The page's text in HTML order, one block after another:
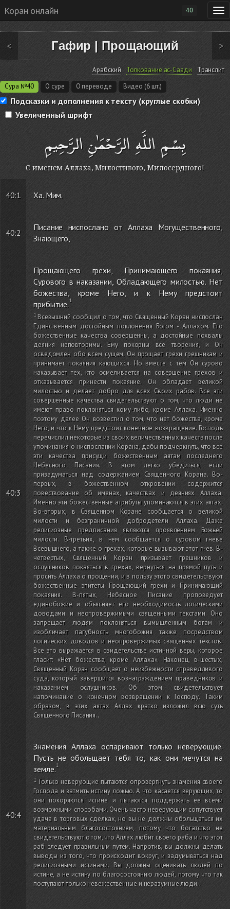
Коран онлайн 40
< Гафир | Прощающий >
Сура №40 О суре О переводе Видео (6 шт.)
Арабский Толкование ас-Саади Транслит
Подсказки и дополнения к тексту (круглые скобки)
Увеличенный шрифт
بِسْمِ اللَّهِ الرَّحْمَٰنِ الرَّحِيمِ
С именем Аллаха, Милостивого, Милосердного!
40:1 Ха. Мим.
40:2
Писание ниспослано от Аллаха Могущественного,
Знающего,
40:3
Прощающего грехи, Принимающего покаяния,
Сурового в наказании, Обладающего милостью. Нет
божества, кроме Него, и к Нему предстоит
прибытие.
Всевышний сообщил о том, что Священный Коран ниспослан
Единственным достойным поклонения Богом - Аллахом. Его
божественные качества совершенны, а достойные похвалы
деяния неповторимы. Ему покорны все творения, и Он
осведомлен обо всем сущем. Он прощает грехи грешникам и
принимает покаяния кающихся. Но вместе с тем Он сурово
наказывает тех, кто осмеливается на совершение грехов и
отказывается принести покаяние. Он обладает великой
милостью и делает добро для всех Своих рабов. Все эти
совершенные качества свидетельствуют о том, что люди не
имеют право поклоняться кому-либо, кроме Аллаха. Именно
поэтому далее Он возвестил о том, что нет божества, кроме
Него, и что к Нему предстоит конечное возвращение. Господь
перечислил некоторые из своих величественных качеств после
упоминания о ниспослании Корана, дабы подчеркнуть, что все
эти качества присущи божественным аятам последнего
Небесного Писания. В этом легко убедиться, если
призадуматься над содержанием Священного Корана. Во-
первых, в божественном откровении содержится
повествование об именах, качествах и деяниях Аллаха.
Именно эти божественные атрибуты упоминаются в этих аятах.
Во-вторых, в Священном Коране сообщается о великой
милости и безграничной добродетели Аллаха. Даже
религиозные предписания являются проявлением Божьей
милости. В-третьих, в нем сообщается о суровом гневе
Всевышнего, а также о грехах, которые вызывают этот гнев. В-
четвертых, Священный Коран призывает грешников и
ослушников покаяться в грехах, вернуться на прямой путь и
просить Аллаха о прощении, и в пользу этого свидетельствуют
божественные эпитеты Прощающий грехи и Принимающий
покаяния. В-пятых, Небесное Писание проповедует
единобожие и объясняет его необходимость логическими
доводами и неопровержимыми священными текстами. Оно
запрещает людям поклоняться вымышленным богам и
изобличает пагубность многобожия также посредством
логических доводов и неопровержимых священных текстов.
Все это выражается в свидетельстве истинной веры, которое
гласит: «Нет божества, кроме Аллаха». Наконец, в-шестых,
Священный Коран сообщает о неизбежности справедливого
суда, который завершится вознаграждением праведников и
наказанием ослушников. Об этом свидетельствует
напоминание о конечном возвращении к Господу. Таким
образом, в этих аятах Аллах кратко изложил всю суть
Священного Писания..
40:4
Знамения Аллаха оспаривают только неверующие.
Пусть не обольщает тебя то, как они мечутся на
земле.
Только неверующие пытаются опровергнуть знамения своего
Господа и затмить истину ложью. А что касается верующих, то
они покоряются истине и пытаются поддержать ее всеми
возможными способами. Очень часто неверующим сопутствует
удача в торговых сделках, но вы не должны обольщаться их
материальным благосостоянием, потому что богатство не
свидетельствуют о том, что Аллах любит своего раба и что этот
раб следует правильным путем. Напротив, вы должны делать
выводы из того, что происходит вокруг, и задумываться над
религиозными истинами. Вы должны оценивать людей по
истине, а не истину по благосостоянию людей, потому что так
поступают только невежественные и неразумные люди..